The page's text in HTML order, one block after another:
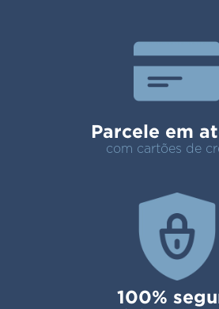
Parcele em
com cartões de
100%